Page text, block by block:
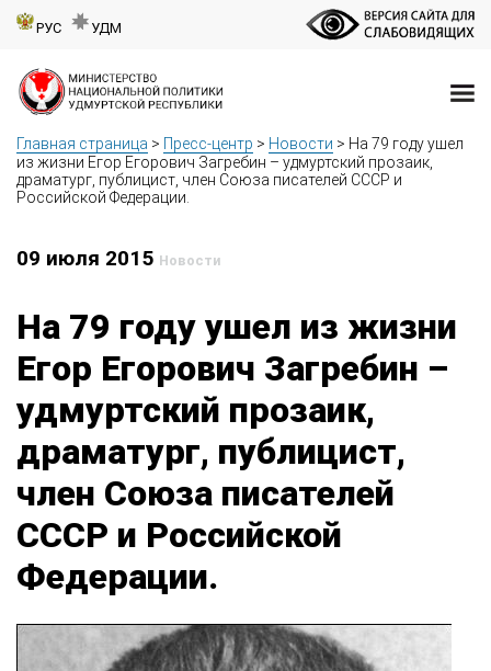
РУС УДМ
Главная страница > Пресс-центр > Новости > На 79 году ушел
из жизни Егор Егорович Загребин – удмуртский прозаик,
драматург, публицист, член Союза писателей СССР и
Российской Федерации.
09 июля 2015 Новости
На 79 году ушел из жизни
Егор Егорович Загребин –
удмуртский прозаик,
драматург, публицист,
член Союза писателей
СССР и Российской
Федерации.